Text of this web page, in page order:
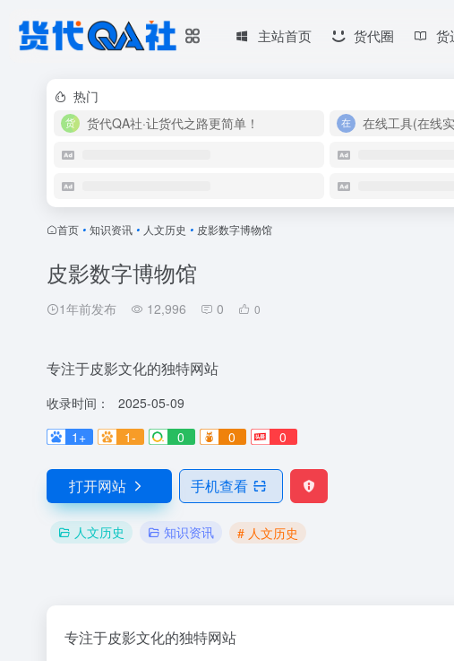
主站首页 货代圈 货
热门
货代QA社·让货代之路更简单！
在线工具(在线
首页 • 知识资讯 • 人文历史 • 皮影数字博物馆
皮影数字博物馆
1年前发布 12,996 0 0
专注于皮影文化的独特网站
收录时间：
2025-05-09
1+
1- 0 0 0
打开网站 手机查看
人文历史 知识资讯 # 人文历史
专注于皮影文化的独特网站